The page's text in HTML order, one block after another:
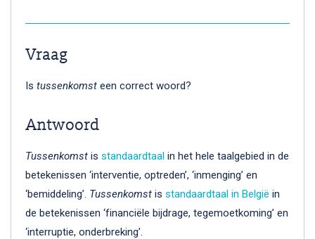
Vraag
Is tussenkomst een correct woord?
Antwoord
Tussenkomst is standaardtaal in het hele taalgebied in de
betekenissen ‘interventie, optreden’, ‘inmenging’ en
‘bemiddeling’. Tussenkomst is standaardtaal in België in
de betekenissen ‘financiële bijdrage, tegemoetkoming’ en
‘interruptie, onderbreking’.